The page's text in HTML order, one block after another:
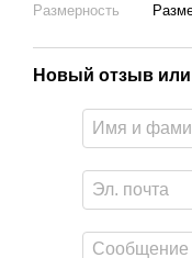
Размерность
Новый отзыв